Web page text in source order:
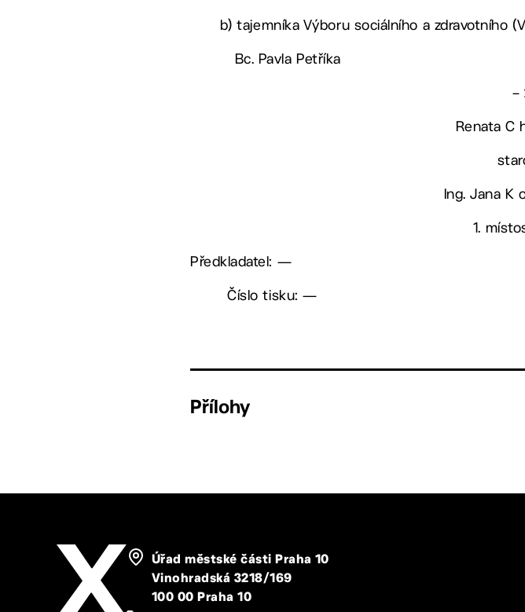
b) tajemníka Výboru sociálního a zdravotního
Bc. Pavla Petříka
–
Renata C
Ing. Jana K
1.
Předkladatel: —
Číslo tisku: —
Přílohy
Úřad městské části Praha 10
Vinohradská 3218/169
100 00 Praha 10